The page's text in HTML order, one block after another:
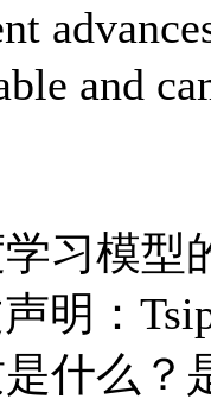
and
习模
明：
什么？